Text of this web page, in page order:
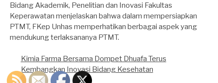
Bidang Akademik, Penelitian dan Inovasi Fakultas
Keperawatan menjelaskan bahwa dalam mempersiapkan
PTMT, FKep Unhas memperhatikan berbagai aspek yang
mendukung terlaksananya PTMT.
Kimia Farma Bersama Dompet Dhuafa Terus
Kembangkan Inovasi Bidang Kesehatan